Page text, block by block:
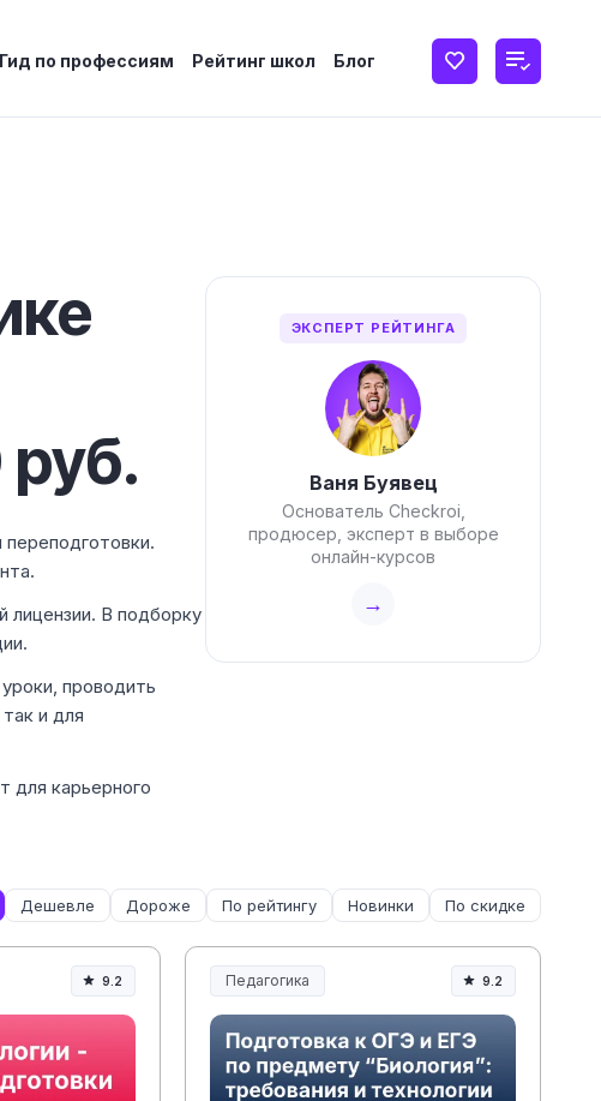
Гид по профессиям Рейтинг школ Блог
лицензии. В подборку
проводить
и для
для карьерного
ЭКСПЕРТ РЕЙТИНГА
Ваня Буявец
Основатель Checkroi,
продюсер, эксперт в выборе
онлайн-курсов
→
Дешевле Дороже По рейтингу Новинки По скидке
9.2 Педагогика
Образование и педагогика
9.2